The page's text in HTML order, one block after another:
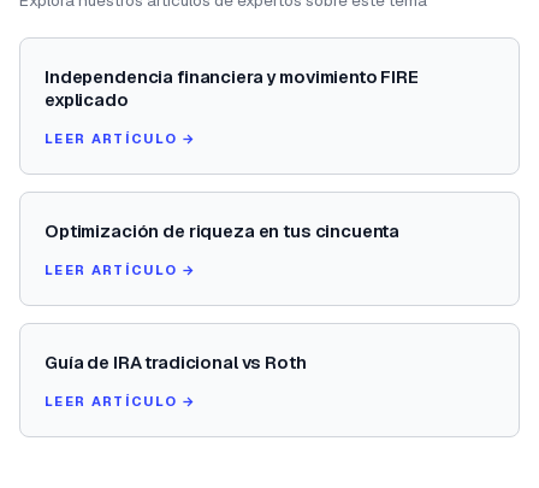
Independencia financiera y movimiento FIRE
explicado
LEER ARTÍCULO →
Optimización de riqueza en tus cincuenta
LEER ARTÍCULO →
Guía de IRA tradicional vs Roth
LEER ARTÍCULO →